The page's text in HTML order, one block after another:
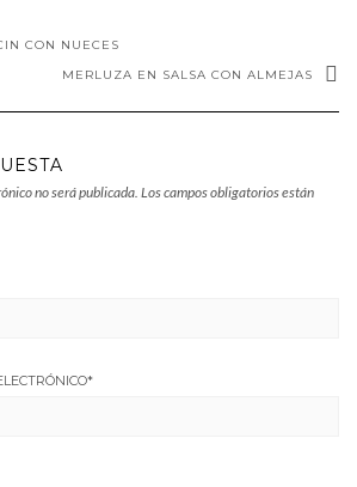
CON NUECES
MERLUZA EN SALSA CON ALMEJAS
no será publicada. Los campos obligatorios están
*